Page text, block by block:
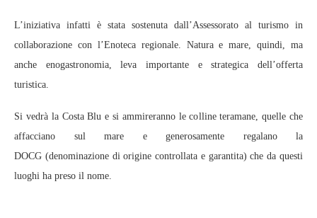
L’iniziativa infatti è stata sostenuta dall’Assessorato al turismo in
collaborazione con l’Enoteca regionale. Natura e mare, quindi, ma
anche enogastronomia, leva importante e strategica dell’offerta
turistica.
Si vedrà la Costa Blu e si ammireranno le colline teramane, quelle che
affacciano sul mare e generosamente regalano la
DOCG (denominazione di origine controllata e garantita) che da questi
luoghi ha preso il nome.